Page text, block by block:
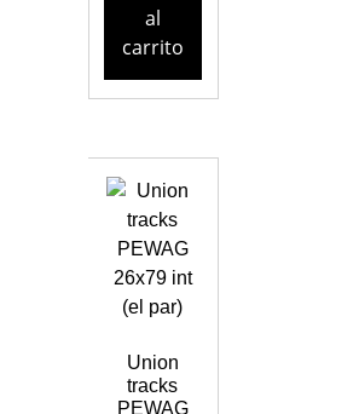
al
carrito
Union
tracks
PEWAG